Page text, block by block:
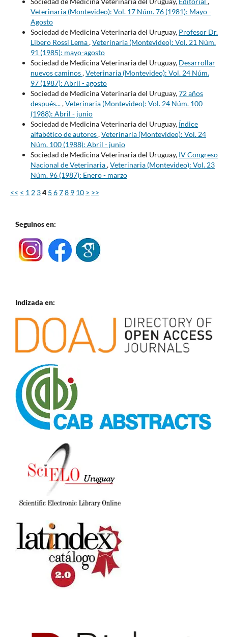
Veterinaria (Montevideo): Vol. 17 Núm. 76 (1981): Mayo -
Agosto
Sociedad de Medicina Veterinaria del Uruguay, Profesor Dr.
Libero Rossi Lema,Veterinaria (Montevideo): Vol. 21 Núm.
91 (1985): mayo-agosto
Sociedad de Medicina Veterinaria del Uruguay, Desarrollar
nuevos caminos,Veterinaria (Montevideo): Vol. 24 Núm.
97 (1987): Abril - agosto
Sociedad de Medicina Veterinaria del Uruguay,72 años
después...,Veterinaria (Montevideo): Vol. 24 Núm. 100
(1988): Abril - junio
Sociedad de Medicina Veterinaria del Uruguay, Índice
alfabético de autores,Veterinaria (Montevideo): Vol. 24
Núm. 100 (1988): Abril - junio
Sociedad de Medicina Veterinaria del Uruguay, IV Congreso
Nacional de Veterinaria,Veterinaria (Montevideo): Vol. 23
Núm. 96 (1987): Enero - marzo
<< < 12 34 5 678 9 10 > >>
Seguinos en:
Indizada en: